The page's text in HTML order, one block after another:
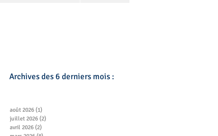
Archives des 6 derniers mois :
août 2026 (1)
juillet 2026 (2)
avril 2026 (2)